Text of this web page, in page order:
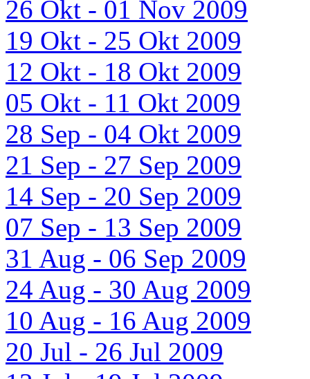
26 Okt - 01 Nov 2009
19 Okt - 25 Okt 2009
12 Okt - 18 Okt 2009
05 Okt - 11 Okt 2009
28 Sep - 04 Okt 2009
21 Sep - 27 Sep 2009
14 Sep - 20 Sep 2009
07 Sep - 13 Sep 2009
31 Aug - 06 Sep 2009
24 Aug - 30 Aug 2009
10 Aug - 16 Aug 2009
20 Jul - 26 Jul 2009